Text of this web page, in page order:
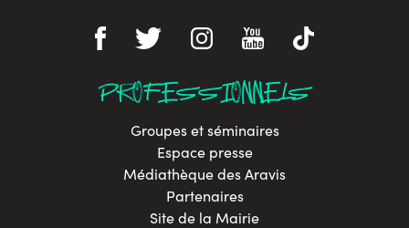
PROFESSIONNELS
Groupes et séminaires
Espace presse
Médiathèque des Aravis
Partenaires
Site de la Mairie